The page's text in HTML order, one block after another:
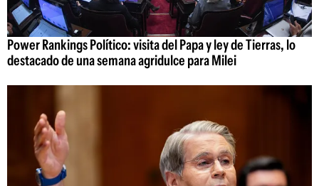
Power Rankings Político: visita del Papa y ley de Tierras, lo
destacado de una semana agridulce para Milei